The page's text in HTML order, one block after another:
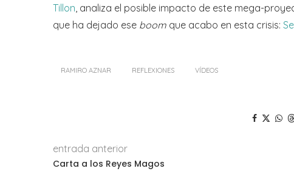
Tillon , analiza el posible impacto de este mega-
que ha dejado ese boom que acabo en esta crisis:
RAMIRO AZNAR REFLEXIONES VÍDEOS
entrada anterior
Carta a los Reyes Magos